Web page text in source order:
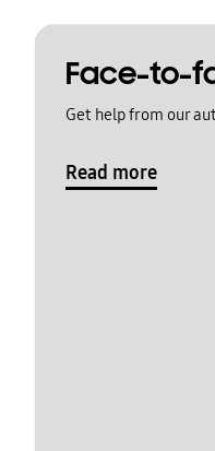
Face-to-
Get help from our
Read more